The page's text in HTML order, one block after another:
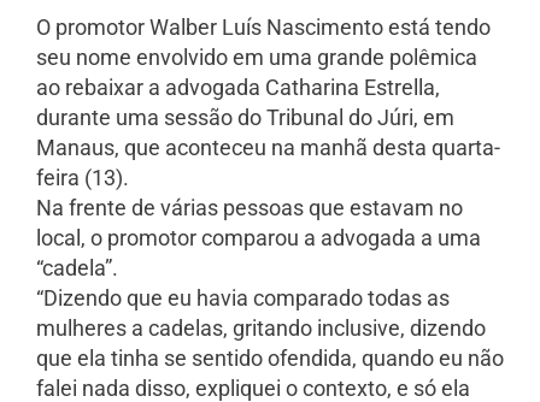
O promotor Walber Luís Nascimento está tendo
seu nome envolvido em uma grande polêmica
ao rebaixar a advogada Catharina Estrella,
durante uma sessão do Tribunal do Júri, em
Manaus, que aconteceu na manhã desta quarta-
feira (13).
Na frente de várias pessoas que estavam no
local, o promotor comparou a advogada a uma
“cadela”.
“Dizendo que eu havia comparado todas as
mulheres a cadelas, gritando inclusive, dizendo
que ela tinha se sentido ofendida, quando eu não
falei nada disso, expliquei o contexto, e só ela